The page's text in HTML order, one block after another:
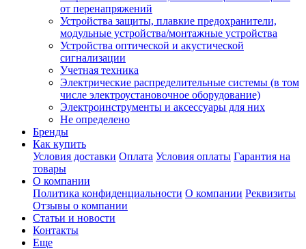
от перенапряжений
Устройства защиты, плавкие предохранители,
модульные устройства/монтажные устройства
Устройства оптической и акустической
сигнализации
Учетная техника
Электрические распределительные системы (в том
числе электроустановочное оборудование)
Электроинструменты и аксессуары для них
Не определено
Бренды
Как купить
Условия доставки Оплата Условия оплаты Гарантия на
товары
О компании
Политика конфиденциальности О компании Реквизиты
Отзывы о компании
Статьи и новости
Контакты
Еще